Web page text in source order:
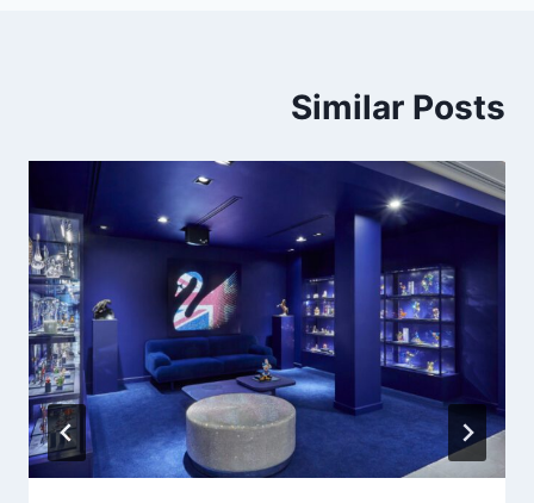
Similar Posts